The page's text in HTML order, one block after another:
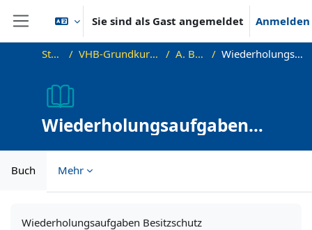
Website-Übersicht
Sie sind als Gast angemeldet Anmelden
Startseite VHB-Grundkurs Sachenrecht - Demo A. Besitzschutz Wiederholungsaufgaben Besitzschutz
Wiederholungsaufgaben
Besitzschutz
Buch Mehr
Wiederholungsaufgaben Besitzschutz